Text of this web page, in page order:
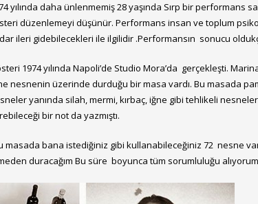
yılında daha ünlenmemiş 28 yaşında Sırp bir performans
düzenlemeyi düşünür. Performans insan ve toplum
ileri gidebilecekleri ile ilgilidir .Performansın sonucu
1974 yılında Napoli’de Studio Mora’da gerçekleşti.
nesnenin üzerinde durduğu bir masa vardı. Bu masada
yanında silah, mermi, kırbaç, iğne gibi tehlikeli
bir not da yazmıştı.
masada bana istediğiniz gibi kullanabileceğiniz 72 nesne
duracağım Bu süre boyunca tüm sorumluluğu